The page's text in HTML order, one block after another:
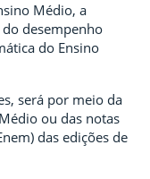
Médio, a
desempenho
do Ensino
será por meio da
ou das notas
das edições de